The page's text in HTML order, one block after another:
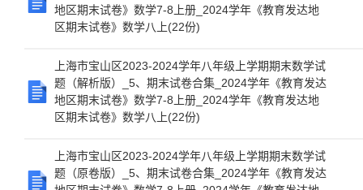
地区期末试卷》数学7-8上册_2024学年《教育发达地
区期末试卷》数学八上(22份)
上海市宝山区2023-2024学年八年级上学期期末数学试
题（解析版）_5、期末试卷合集_2024学年《教育发达
地区期末试卷》数学7-8上册_2024学年《教育发达地
区期末试卷》数学八上(22份)
上海市宝山区2023-2024学年八年级上学期期末数学试
题（原卷版）_5、期末试卷合集_2024学年《教育发达